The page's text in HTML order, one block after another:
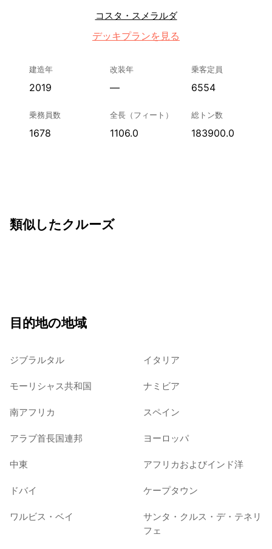
コスタ・スメラルダ
デッキプランを見る
建造年
2019
改装年
—
乗客定員
6554
乗務員数
1678
全長（フィート）
1106.0
総トン数
183900.0
類似したクルーズ
目的地の地域
ジブラルタル イタリア
モーリシャス共和国 ナミビア
南アフリカ スペイン
アラブ首長国連邦 ヨーロッパ
中東 アフリカおよびインド洋
ドバイ ケープタウン
ワルビス・ベイ
サンタ・クルス・デ・テネリ
フェ